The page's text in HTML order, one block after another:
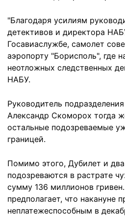
"Благодаря усилиям
детективов и директора
Госавиаслужбе, самолет
аэропорту "Борисполь", где
неотложных следственных
НАБУ.
Руководитель
Александр Скоморох тогда
остальные подозреваемые
границей.
Помимо этого, Дубилет и
подозреваются в растрате
сумму 136 миллионов
предполагает, что накануне
неплатежеспособным в